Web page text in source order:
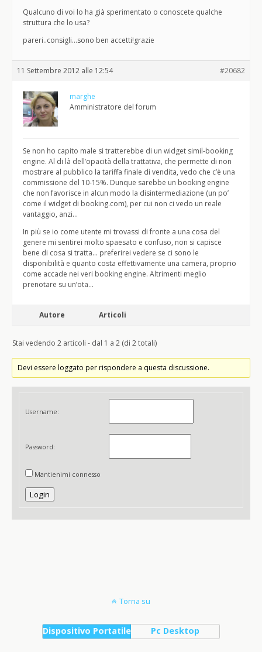
Qualcuno di voi lo ha già sperimentato o conoscete qualche
struttura che lo usa?
pareri..consigli…sono ben accetti!grazie
11 Settembre 2012 alle 12:54 #20682
marghe
Amministratore del forum
Se non ho capito male si tratterebbe di un widget simil-booking
engine. Al di là dell’opacità della trattativa, che permette di non
mostrare al pubblico la tariffa finale di vendita, vedo che c’è una
commissione del 10-15%. Dunque sarebbe un booking engine
che non favorisce in alcun modo la disintermediazione (un po’
come il widget di booking.com), per cui non ci vedo un reale
vantaggio, anzi…
In più se io come utente mi trovassi di fronte a una cosa del
genere mi sentirei molto spaesato e confuso, non si capisce
bene di cosa si tratta… preferirei vedere se ci sono le
disponibilità e quanto costa effettivamente una camera, proprio
come accade nei veri booking engine. Altrimenti meglio
prenotare su un’ota…
Autore Articoli
Stai vedendo 2 articoli - dal 1 a 2 (di 2 totali)
Devi essere loggato per rispondere a questa discussione.
Username:
Password:
Mantienimi connesso
Login
Torna su
Dispositivo Portatile Pc Desktop